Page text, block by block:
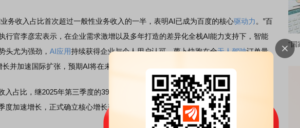
收入占比首次超过一般性业务收入的一半，表明AI已成为百度的核心驱动力 。”百
行官李彦宏表示，在企业需求激增以及多年打造的差异化全栈AI能力支持下，智能
头尤为强劲， AI应用持续获得企业与个人用户认可，萝卜快跑在全无人驾驶订单量
长并加速国际扩张，预期AI将在未来几个季度为百度创造更多价值。
占比，继2025年第三季度的39%、第四季度的43%后，持续攀升至今年一季度的
度加速增长，正式确立核心增长引擎地位。
“国